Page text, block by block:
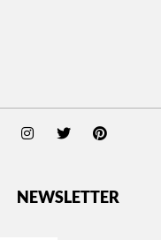
NEWSLETTER